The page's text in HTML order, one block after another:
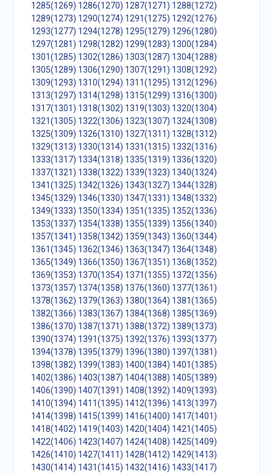
1285(1269) 1286(1270) 1287(1271) 1288(1272)
1289(1273) 1290(1274) 1291(1275) 1292(1276)
1293(1277) 1294(1278) 1295(1279) 1296(1280)
1297(1281) 1298(1282) 1299(1283) 1300(1284)
1301(1285) 1302(1286) 1303(1287) 1304(1288)
1305(1289) 1306(1290) 1307(1291) 1308(1292)
1309(1293) 1310(1294) 1311(1295) 1312(1296)
1313(1297) 1314(1298) 1315(1299) 1316(1300)
1317(1301) 1318(1302) 1319(1303) 1320(1304)
1321(1305) 1322(1306) 1323(1307) 1324(1308)
1325(1309) 1326(1310) 1327(1311) 1328(1312)
1329(1313) 1330(1314) 1331(1315) 1332(1316)
1333(1317) 1334(1318) 1335(1319) 1336(1320)
1337(1321) 1338(1322) 1339(1323) 1340(1324)
1341(1325) 1342(1326) 1343(1327) 1344(1328)
1345(1329) 1346(1330) 1347(1331) 1348(1332)
1349(1333) 1350(1334) 1351(1335) 1352(1336)
1353(1337) 1354(1338) 1355(1339) 1356(1340)
1357(1341) 1358(1342) 1359(1343) 1360(1344)
1361(1345) 1362(1346) 1363(1347) 1364(1348)
1365(1349) 1366(1350) 1367(1351) 1368(1352)
1369(1353) 1370(1354) 1371(1355) 1372(1356)
1373(1357) 1374(1358) 1376(1360) 1377(1361)
1378(1362) 1379(1363) 1380(1364) 1381(1365)
1382(1366) 1383(1367) 1384(1368) 1385(1369)
1386(1370) 1387(1371) 1388(1372) 1389(1373)
1390(1374) 1391(1375) 1392(1376) 1393(1377)
1394(1378) 1395(1379) 1396(1380) 1397(1381)
1398(1382) 1399(1383) 1400(1384) 1401(1385)
1402(1386) 1403(1387) 1404(1388) 1405(1389)
1406(1390) 1407(1391) 1408(1392) 1409(1393)
1410(1394) 1411(1395) 1412(1396) 1413(1397)
1414(1398) 1415(1399) 1416(1400) 1417(1401)
1418(1402) 1419(1403) 1420(1404) 1421(1405)
1422(1406) 1423(1407) 1424(1408) 1425(1409)
1426(1410) 1427(1411) 1428(1412) 1429(1413)
1430(1414) 1431(1415) 1432(1416) 1433(1417)